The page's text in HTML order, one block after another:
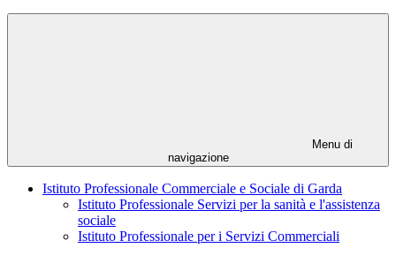
Menu di
navigazione
Istituto Professionale Commerciale e Sociale di Garda
Istituto Professionale Servizi per la sanità e l'assistenza
sociale
Istituto Professionale per i Servizi Commerciali